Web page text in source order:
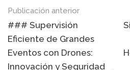
Mensaje
de
navegación
Publicación anterior
### Supervisión
Eficiente de Grandes
Eventos con Drones:
Innovación y Seguridad